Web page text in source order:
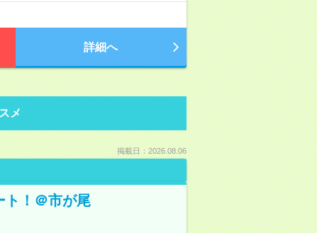
詳細へ
メ
掲載日：2026.08.06
ト！＠市が尾